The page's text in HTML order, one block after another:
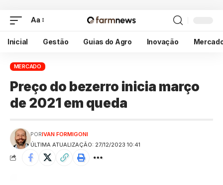
Aa
Inicial Gestão Guias do Agro Inovação
MERCADO
Preço do bezerro inicia março
de 2021 em queda
ÚLTIMA ATUALIZAÇÃO: 27/12/2023 10:41
PORIVAN FORMIGONI